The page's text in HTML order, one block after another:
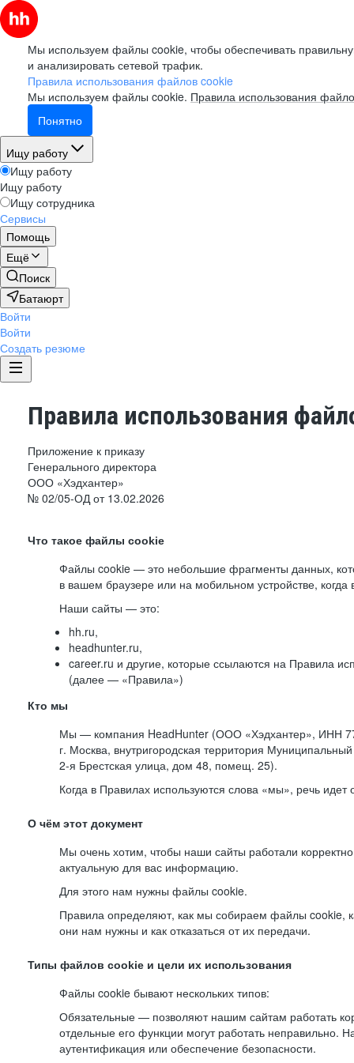
Мы используем файлы cookie, чтобы обеспечивать
и анализировать сетевой трафик.
Правила использования файлов cookie
Мы используем файлы cookie. Правила использования
Понятно
Ищу работу
Ищу работу
Ищу работу
Ищу сотрудника
Сервисы
Помощь
Ещё
Поиск
Батаюрт
Войти
Войти
Создать резюме
Правила использования
Приложение к приказу
Генерального директора
ООО «Хэдхантер»
№ 02/05-ОД от 13.02.2026
Что такое файлы cookie
Файлы cookie — это небольшие фрагменты данных,
в вашем браузере или на мобильном устройстве,
Наши сайты — это:
hh.ru,
headhunter.ru,
career.ru и другие, которые ссылаются на Правила
(далее — «Правила»)
Кто мы
Мы — компания HeadHunter (ООО «Хэдхантер», ИНН
г. Москва, внутригородская территория Муниципальный
2-я Брестская улица, дом 48, помещ. 25).
Когда в Правилах используются слова «мы», речь
О чём этот документ
Мы очень хотим, чтобы наши сайты работали
актуальную для вас информацию.
Для этого нам нужны файлы cookie.
Правила определяют, как мы собираем файлы cookie,
они нам нужны и как отказаться от их передачи.
Типы файлов cookie и цели их использования
Файлы cookie бывают нескольких типов:
Обязательные — позволяют нашим сайтам работать
отдельные его функции могут работать неправильно.
аутентификация или обеспечение безопасности.